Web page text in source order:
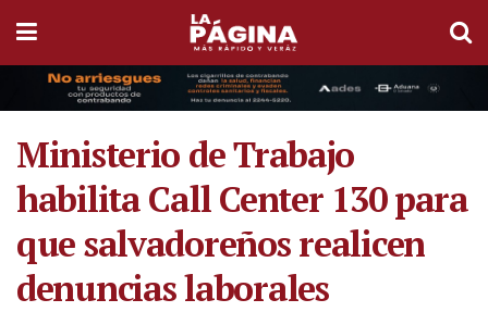
Ministerio de Trabajo
habilita Call Center 130 para
que salvadoreños realicen
denuncias laborales